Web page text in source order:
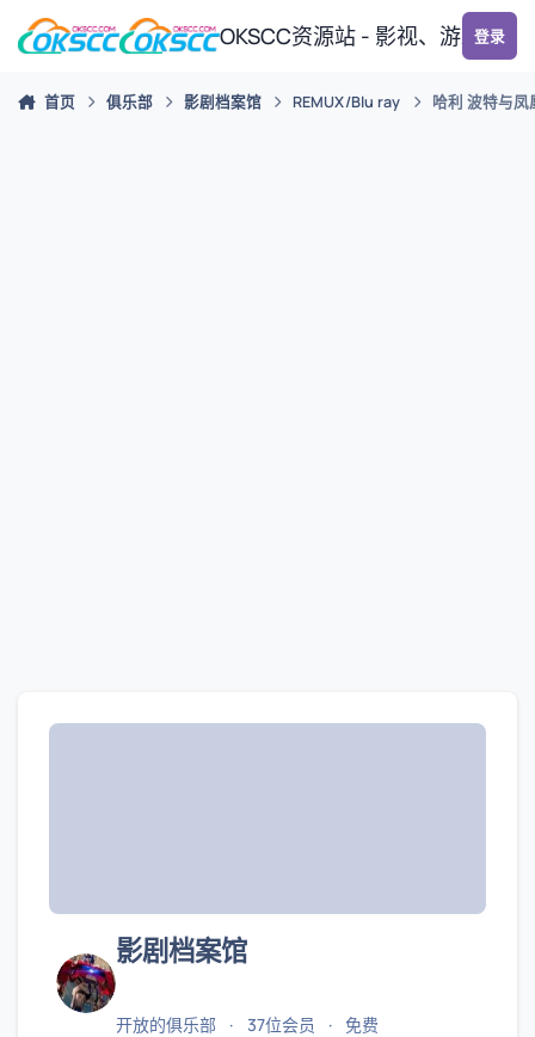
跳转到帖子
OKSCC资源站 - 影视、游戏、
登录
首页 俱乐部 影剧档案馆 REMUX/Blu ray 哈利 波特与
影剧档案馆
开放的俱乐部 37位会员 免费